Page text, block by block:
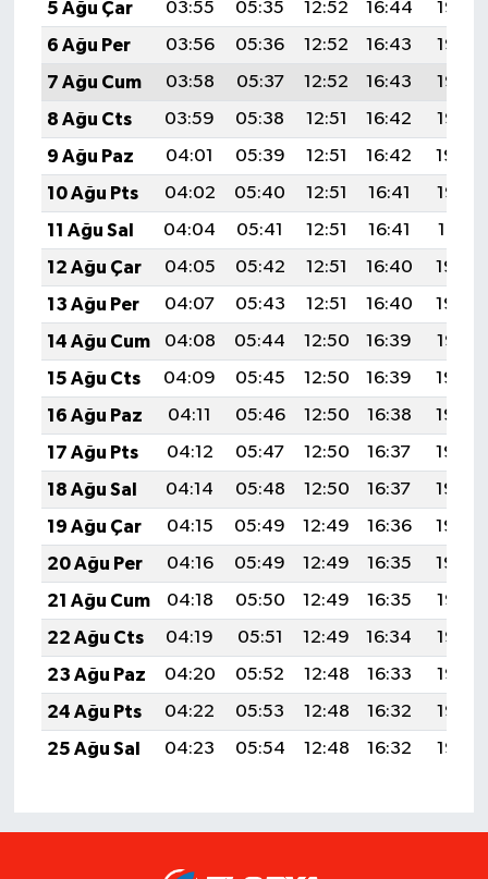
5 Ağu Çar
03:55 05:35 12:52 16:44
19:58
6 Ağu Per
03:56 05:36 12:52 16:43
19:57
7 Ağu Cum
03:58 05:37 12:52 16:43
19:56
8 Ağu Cts
03:59 05:38 12:51 16:42
19:55
9 Ağu Paz
04:01 05:39 12:51 16:42
19:54
10 Ağu Pts
04:02 05:40 12:51 16:41
19:52
11 Ağu Sal
04:04 05:41 12:51 16:41
19:51
12 Ağu Çar
04:05 05:42 12:51 16:40
19:50
13 Ağu Per
04:07 05:43 12:51 16:40
19:49
14 Ağu Cum
04:08 05:44 12:50 16:39
19:47
15 Ağu Cts
04:09 05:45 12:50 16:39
19:46
16 Ağu Paz
04:11 05:46 12:50 16:38
19:45
17 Ağu Pts
04:12 05:47 12:50 16:37
19:43
18 Ağu Sal
04:14 05:48 12:50 16:37
19:42
19 Ağu Çar
04:15 05:49 12:49 16:36
19:40
20 Ağu Per
04:16 05:49 12:49 16:35
19:39
21 Ağu Cum
04:18 05:50 12:49 16:35
19:37
22 Ağu Cts
04:19 05:51 12:49 16:34
19:36
23 Ağu Paz
04:20 05:52 12:48 16:33
19:35
24 Ağu Pts
04:22 05:53 12:48 16:32
19:33
25 Ağu Sal
04:23 05:54 12:48 16:32 19:32